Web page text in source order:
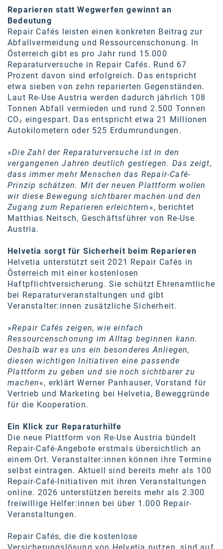
WEB Windenergie AG
WEconomy - Diversity works!
Calle Libre
ÖZSV
Media
Kontakt
Reparieren statt Wegwerfen gewinnt an
Bedeutung
Repair Cafés leisten einen konkreten Beitrag zur
Abfallvermeidung und Ressourcenschonung. In
Österreich gibt es pro Jahr rund 15.000
Reparaturversuche in Repair Cafés. Rund 67
Prozent davon sind erfolgreich. Das entspricht
etwa sieben von zehn reparierten Gegenständen.
Laut Re-Use Austria werden dadurch jährlich 108
Tonnen Abfall vermieden und rund 2.500 Tonnen
CO₂ eingespart. Das entspricht etwa 21 Millionen
Autokilometern oder 525 Erdumrundungen.
»Die Zahl der Reparaturversuche ist in den
vergangenen Jahren deutlich gestiegen. Das zeigt,
dass immer mehr Menschen das Repair-Café-
Prinzip schätzen. Mit der neuen Plattform wollen
wir diese Bewegung sichtbarer machen und den
Zugang zum Reparieren erleichtern «, berichtet
Matthias Neitsch, Geschäftsführer von Re-Use
Austria.
Helvetia sorgt für Sicherheit beim Reparieren
Helvetia unterstützt seit 2021 Repair Cafés in
Österreich mit einer kostenlosen
Haftpflichtversicherung. Sie schützt Ehrenamtliche
bei Reparaturveranstaltungen und gibt
Veranstalter:innen zusätzliche Sicherheit.
»Repair Cafés zeigen, wie einfach
Ressourcenschonung im Alltag beginnen kann.
Deshalb war es uns ein besonderes Anliegen,
diesen wichtigen Initiativen eine passende
Plattform zu geben und sie noch sichtbarer zu
machen«, erklärt Werner Panhauser, Vorstand für
Vertrieb und Marketing bei Helvetia, Beweggründe
für die Kooperation.
Ein Klick zur Reparaturhilfe
Die neue Plattform von Re-Use Austria bündelt
Repair-Café-Angebote erstmals übersichtlich an
einem Ort. Veranstalter:innen können ihre Termine
selbst eintragen. Aktuell sind bereits mehr als 100
Repair-Café-Initiativen mit ihren Veranstaltungen
online. 2026 unterstützen bereits mehr als 2.300
freiwillige Helfer:innen bei über 1.000 Repair-
Veranstaltungen.
Repair Cafés, die die kostenlose